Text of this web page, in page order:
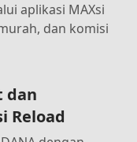
aplikasi MAXsi
dan komisi
dan
Reload